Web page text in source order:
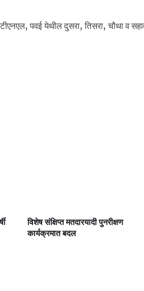
पवई येथील दुसरा, तिसरा, चौथा व
विशेष संक्षिप्त मतदारयादी पुनरीक्षण
कार्यक्रमात बदल